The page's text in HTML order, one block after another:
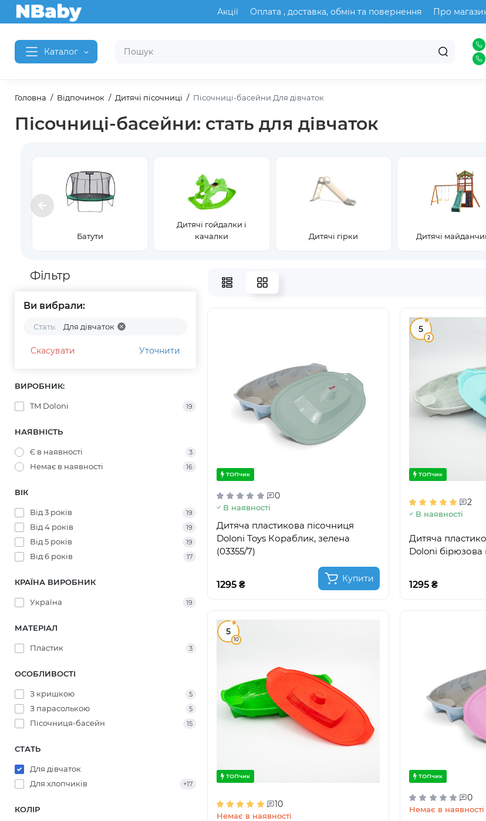
Акції Оплата , доставка, обмін та повернення Про
Каталог
Головна Відпочинок Дитячі пісочниці Пісочниці-басейни Для дівчаток
Пісочниці-басейни: стать для дівчаток
Батути
Дитячі гойдалки і
качалки
Дитячі гірки Дитячі
Фільтр
Ви вибрали:
Стать: Для дівчаток
Скасувати Уточнити
ВИРОБНИК:
TM Doloni 19
НАЯВНІСТЬ
Є в наявності 3
Немає в наявності 16
ВІК
Від 3 років 19
Від 4 років 19
Від 5 років 19
Від 6 років 17
КРАЇНА ВИРОБНИК
Україна 19
МАТЕРІАЛ
Пластик 3
ОСОБЛИВОСТІ
З кришкою 5
З парасолькою 5
Пісочниця-басейн 15
СТАТЬ
Для дівчаток
Для хлопчиків
+17
КОЛІР
ТОПчик
0
В наявності
Дитяча пластикова пісочниця
Doloni Toys Кораблик, зелена
(03355/7)
1295 ₴
Купити
5
2
ТОПчик
2
В наявності
Дитяча
Doloni бірюзова
1295 ₴
5
10
ТОПчик
10
Немає в наявності
ТОПчик
0
Немає в наявності